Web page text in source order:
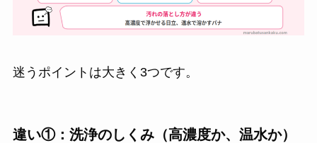
迷うポイントは大きく3つです。
違い①：洗浄のしくみ（高濃度か、温水か）